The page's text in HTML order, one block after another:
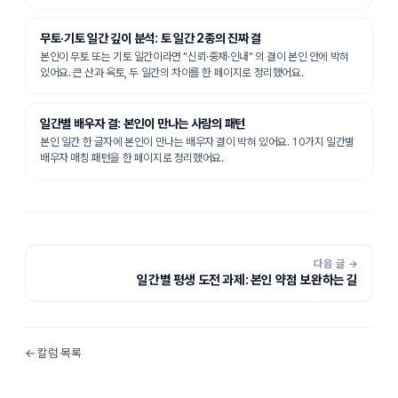
무토·기토 일간 깊이 분석: 토 일간 2종의 진짜 결
본인이 무토 또는 기토 일간이라면 "신뢰·중재·인내" 의 결이 본인 안에 박혀
있어요. 큰 산과 옥토, 두 일간의 차이를 한 페이지로 정리했어요.
일간별 배우자 결: 본인이 만나는 사람의 패턴
본인 일간 한 글자에 본인이 만나는 배우자 결이 박혀 있어요. 10가지 일간별
배우자 매칭 패턴을 한 페이지로 정리했어요.
다음 글 →
일간별 평생 도전 과제: 본인 약점 보완하는 길
← 칼럼 목록